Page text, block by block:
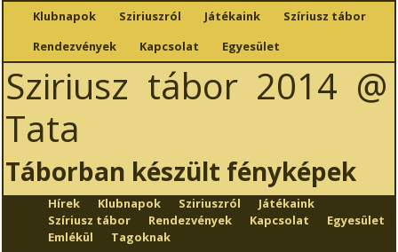
Klubnapok Sziriuszról Játékaink
Szíriusz tábor
Rendezvények
Kapcsolat Egyesület
Sziriusz tábor 2014 @
Tata
Táborban készült fényképek
Hírek Klubnapok Sziriuszról
Játékaink
Szíriusz tábor
Rendezvények Kapcsolat
Egyesület
Emlékül
Tagoknak